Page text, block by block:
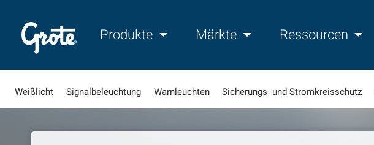
Produkte Märkte Ressourcen
Weißlicht Signalbeleuchtung Warnleuchten Sicherungs- und Stromkreisschutz